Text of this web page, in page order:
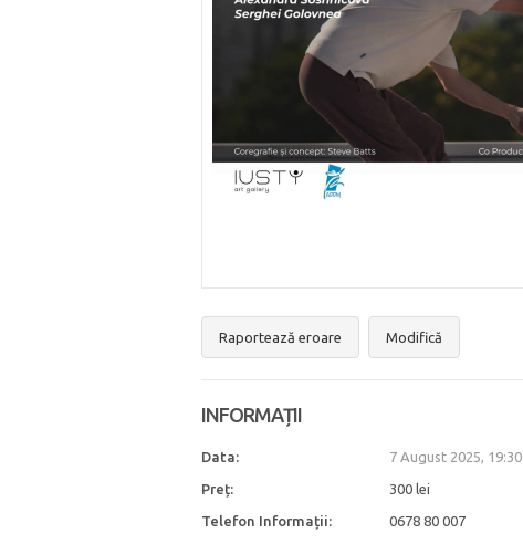
Raportează eroare Modifică
INFORMAȚII
Data: 7 August 2025, 19:30
Preț: 300 lei
Telefon Informații: 0678 80 007